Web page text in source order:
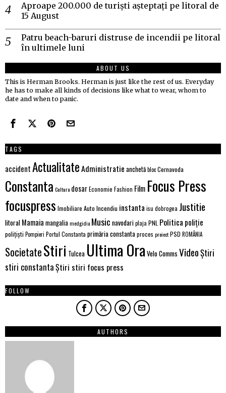
Aproape 200.000 de turiști așteptați pe litoral de
15 August
Patru beach-baruri distruse de incendii pe litoral
în ultimele luni
ABOUT US
This is Herman Brooks. Herman is just like the rest of us. Everyday
he has to make all kinds of decisions like what to wear, whom to
date and when to panic.
TAGS
accidentActualitateAdministratie anchetăblocCernavoda
Constanta Cultura dosarEconomie Fashion Film Focus Press
focuspress Imobiliare Auto Incendiu instanta isu dobrogea Justitie
litoral Mamaia mangaliamedgidia Music navodariplaja PNL Politica poliție
polițiști Pompieri Portul Constanta primăria constantaproces proiectPSD ROMÂNIA
SocietateStiri Tulcea Ultima Ora Velo Comms VideoȘtiri
stiri constantaȘtiri stiri focus press
FOLLOW
AUTHORS